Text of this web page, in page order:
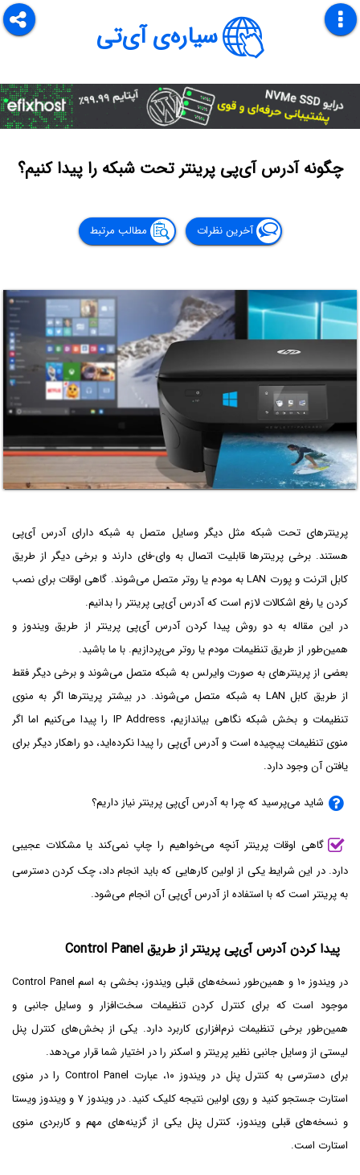
سیاره‌ی آی‌تی
چگونه آدرس آی‌پی پرینتر تحت شبکه را پیدا کنیم؟
آخرین نظرات مطالب مرتبط
پرینترهای تحت شبکه مثل دیگر وسایل متصل به شبکه دارای آدرس آی‌پی
هستند. برخی پرینترها قابلیت اتصال به وای-فای دارند و برخی دیگر از طریق
کابل اترنت و پورت LAN به مودم یا روتر متصل می‌شوند. گاهی اوقات برای نصب
کردن یا رفع اشکالات لازم است که آدرس آی‌پی پرینتر را بدانیم.
در این مقاله به دو روش پیدا کردن آدرس آی‌پی پرینتر از طریق ویندوز و
همین‌طور از طریق تنظیمات مودم یا روتر می‌پردازیم. با ما باشید.
بعضی از پرینترهای به صورت وایرلس به شبکه متصل می‌شوند و برخی دیگر فقط
از طریق کابل LAN به شبکه متصل می‌شوند. در بیشتر پرینترها اگر به منوی
تنظیمات و بخش شبکه نگاهی بیاندازیم، IP Address را پیدا می‌کنیم اما اگر
منوی تنظیمات پیچیده است و آدرس آی‌پی را پیدا نکرده‌اید، دو راهکار دیگر برای
یافتن آن وجود دارد.
شاید می‌پرسید که چرا به آدرس آی‌پی پرینتر نیاز داریم؟
گاهی اوقات پرینتر آنچه می‌خواهیم را چاپ نمی‌کند یا مشکلات عجیبی
دارد. در این شرایط یکی از اولین کارهایی که باید انجام داد، چک کردن دسترسی
به پرینتر است که با استفاده از آدرس آی‌پی آن انجام می‌شود.
پیدا کردن آدرس آی‌پی پرینتر از طریق Control Panel
در ویندوز ۱۰ و همین‌طور نسخه‌های قبلی ویندوز، بخشی به اسم Control Panel
موجود است که برای کنترل کردن تنظیمات سخت‌افزار و وسایل جانبی و
همین‌طور برخی تنظیمات نرم‌افزاری کاربرد دارد. یکی از بخش‌های کنترل پنل
لیستی از وسایل جانبی نظیر پرینتر و اسکنر را در اختیار شما قرار می‌دهد.
برای دسترسی به کنترل پنل در ویندوز ۱۰، عبارت Control Panel را در منوی
استارت جستجو کنید و روی اولین نتیجه کلیک کنید. در ویندوز ۷ و ویندوز ویستا
و نسخه‌های قبلی ویندوز، کنترل پنل یکی از گزینه‌های مهم و کاربردی منوی
استارت است.